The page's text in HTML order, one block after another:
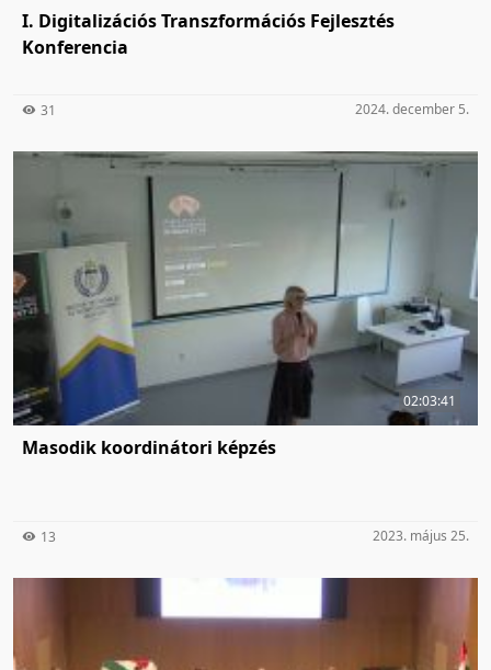
I. Digitalizációs Transzformációs Fejlesztés
Konferencia
31 2024. december 5.
02:03:41
Masodik koordinátori képzés
13 2023. május 25.